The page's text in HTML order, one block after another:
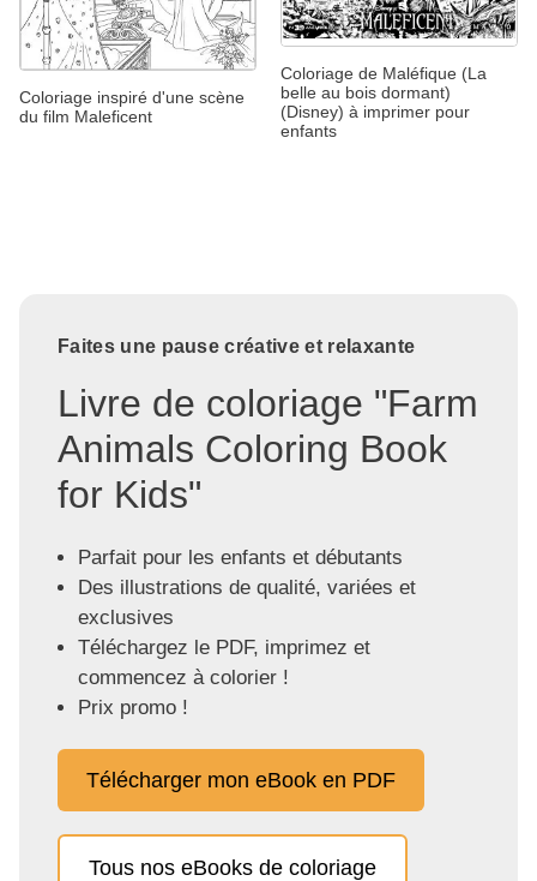
Coloriage inspiré d'une scène
du film Maleficent
Coloriage de Maléfique (La
belle au bois dormant)
(Disney) à imprimer pour
enfants
Faites une pause créative et relaxante
Livre de coloriage "Farm
Animals Coloring Book
for Kids"
Parfait pour les enfants et débutants
Des illustrations de qualité, variées et
exclusives
Téléchargez le PDF, imprimez et
commencez à colorier !
Prix promo !
Télécharger mon eBook en PDF
Tous nos eBooks de coloriage